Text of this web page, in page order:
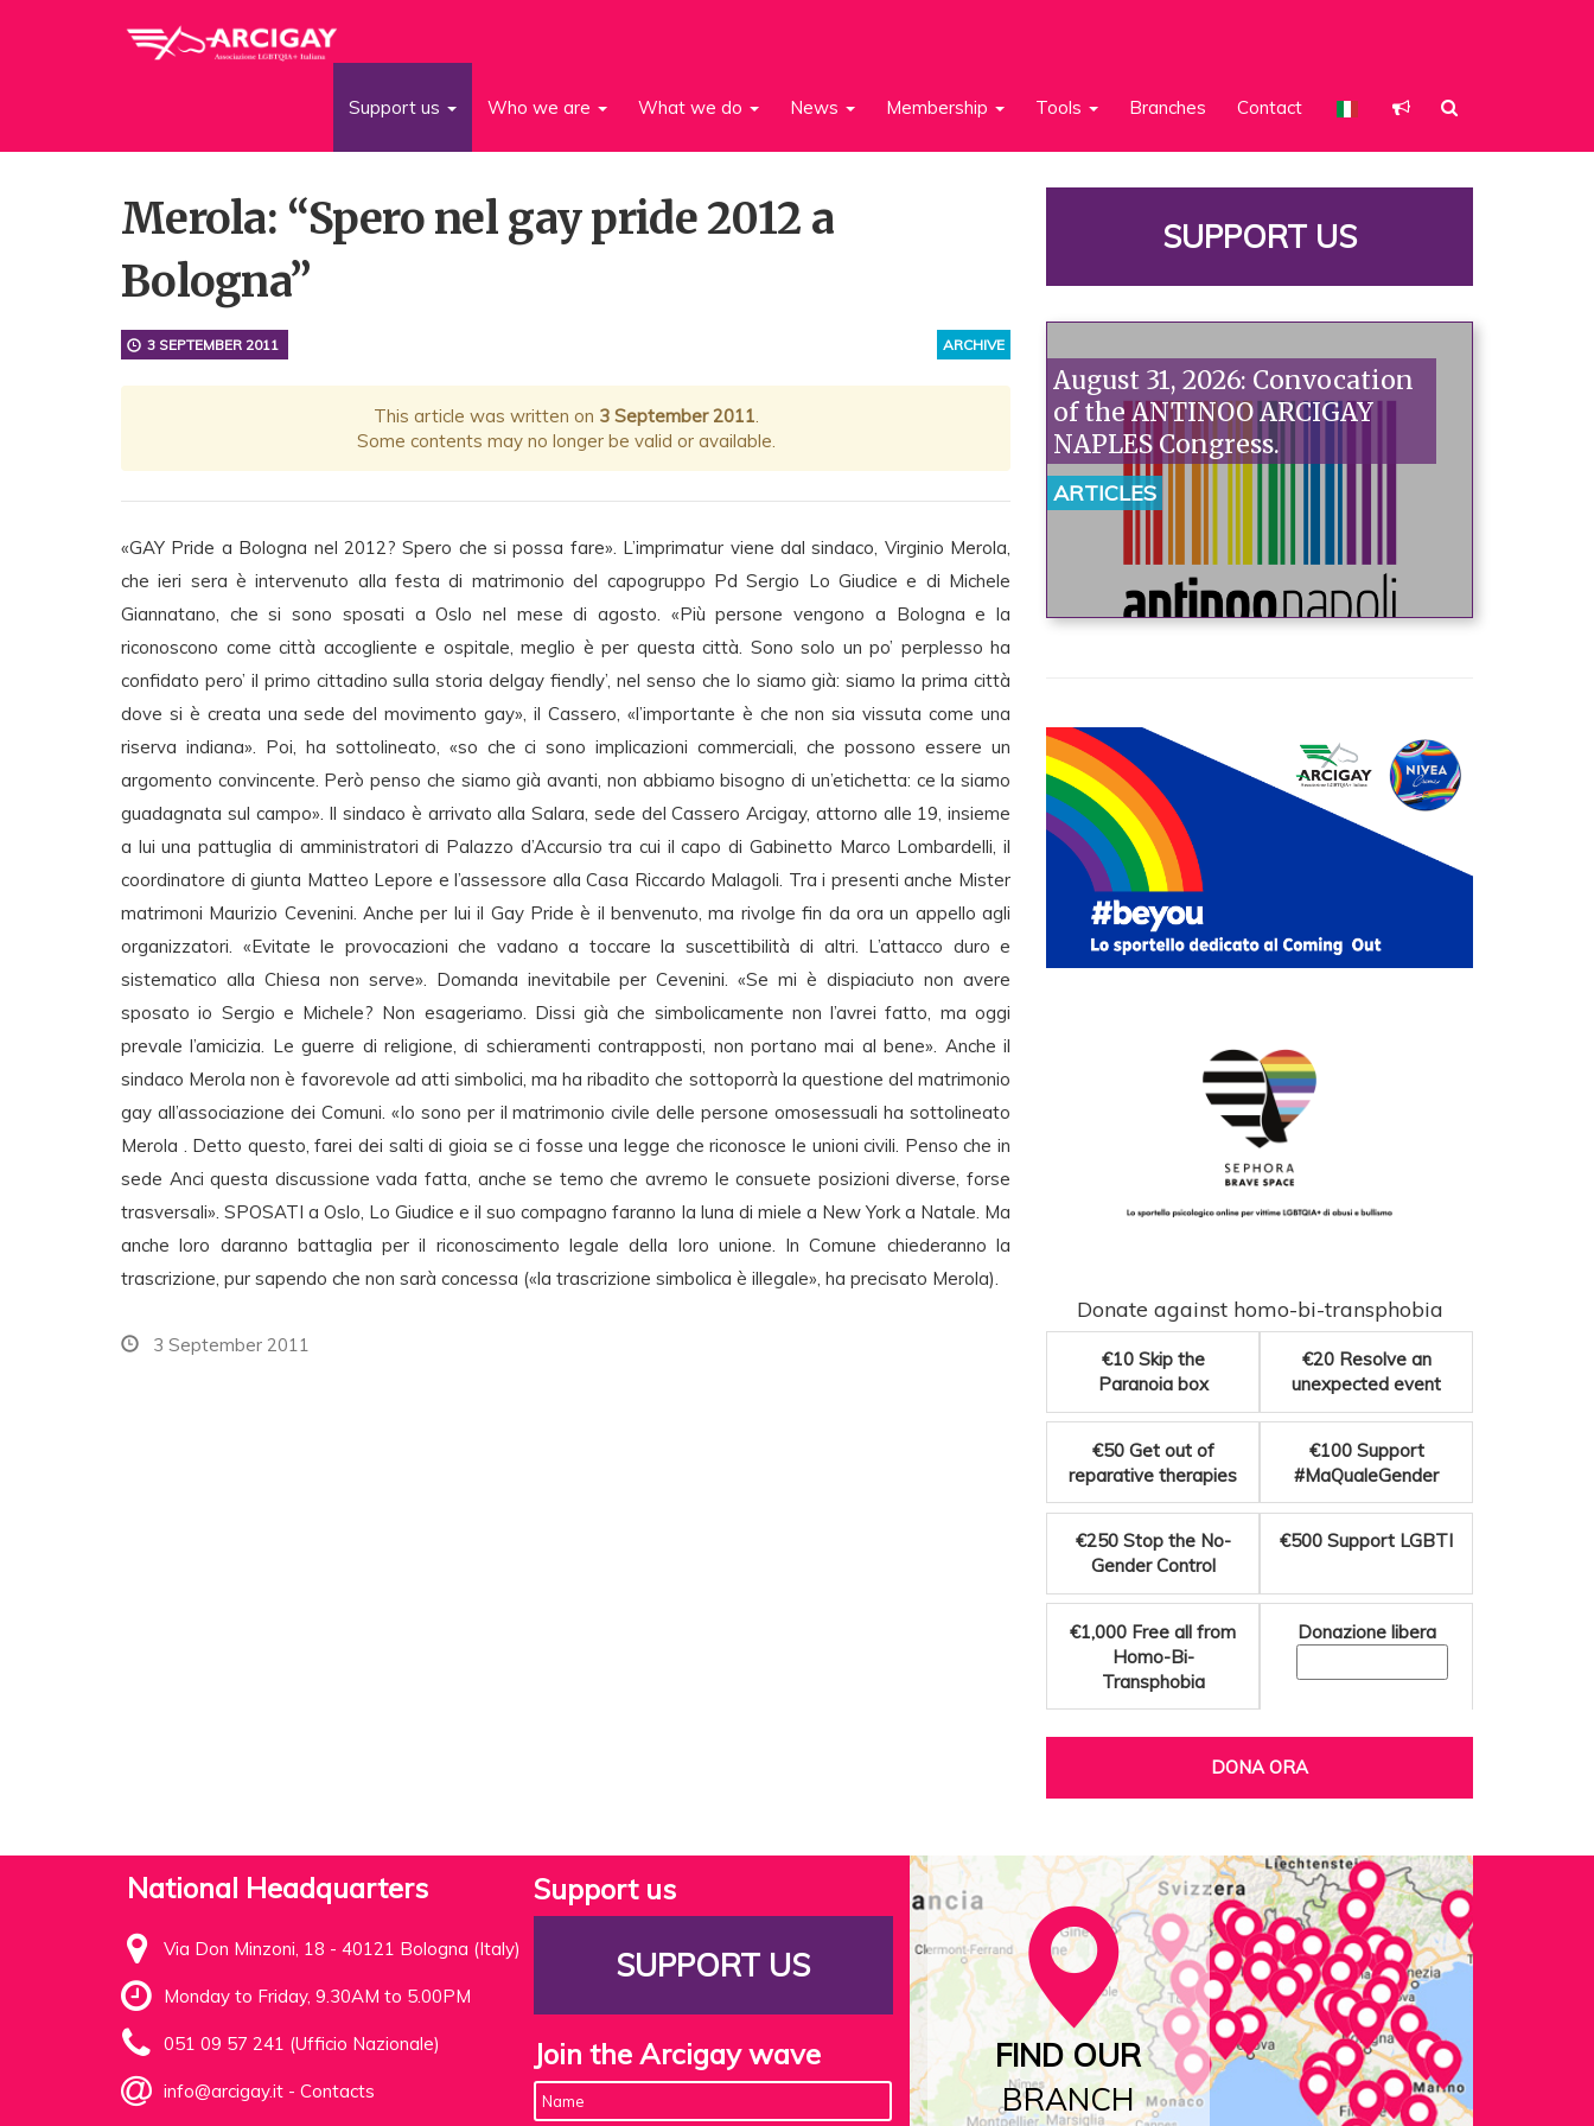
Support us Who we are What we do News Membership Tools Branches Contact
Merola: “Spero nel gay pride 2012 a
Bologna”
ARCHIVE
3 SEPTEMBER 2011
This article was written on 3 September 2011.
Some contents may no longer be valid or available.
«GAY Pride a Bologna nel 2012? Spero che si possa fare». L’imprimatur viene dal sindaco, Virginio Merola,
che ieri sera è intervenuto alla festa di matrimonio del capogruppo Pd Sergio Lo Giudice e di Michele
Giannatano, che si sono sposati a Oslo nel mese di agosto. «Più persone vengono a Bologna e la
riconoscono come città accogliente e ospitale, meglio è per questa città. Sono solo un po’ perplesso ha
confidato pero’ il primo cittadino sulla storia delgay fiendly’, nel senso che lo siamo già: siamo la prima città
dove si è creata una sede del movimento gay», il Cassero, «l’importante è che non sia vissuta come una
riserva indiana». Poi, ha sottolineato, «so che ci sono implicazioni commerciali, che possono essere un
argomento convincente. Però penso che siamo già avanti, non abbiamo bisogno di un’etichetta: ce la siamo
guadagnata sul campo». Il sindaco è arrivato alla Salara, sede del Cassero Arcigay, attorno alle 19, insieme
a lui una pattuglia di amministratori di Palazzo d’Accursio tra cui il capo di Gabinetto Marco Lombardelli, il
coordinatore di giunta Matteo Lepore e l’assessore alla Casa Riccardo Malagoli. Tra i presenti anche Mister
matrimoni Maurizio Cevenini. Anche per lui il Gay Pride è il benvenuto, ma rivolge fin da ora un appello agli
organizzatori. «Evitate le provocazioni che vadano a toccare la suscettibilità di altri. L’attacco duro e
sistematico alla Chiesa non serve». Domanda inevitabile per Cevenini. «Se mi è dispiaciuto non avere
sposato io Sergio e Michele? Non esageriamo. Dissi già che simbolicamente non l’avrei fatto, ma oggi
prevale l’amicizia. Le guerre di religione, di schieramenti contrapposti, non portano mai al bene». Anche il
sindaco Merola non è favorevole ad atti simbolici, ma ha ribadito che sottoporrà la questione del matrimonio
gay all’associazione dei Comuni. «Io sono per il matrimonio civile delle persone omosessuali ha sottolineato
Merola . Detto questo, farei dei salti di gioia se ci fosse una legge che riconosce le unioni civili. Penso che in
sede Anci questa discussione vada fatta, anche se temo che avremo le consuete posizioni diverse, forse
trasversali». SPOSATI a Oslo, Lo Giudice e il suo compagno faranno la luna di miele a New York a Natale. Ma
anche loro daranno battaglia per il riconoscimento legale della loro unione. In Comune chiederanno la
trascrizione, pur sapendo che non sarà concessa («la trascrizione simbolica è illegale», ha precisato Merola).
3 September 2011
SUPPORT US
August 31, 2026: Convocation
of the ANTINOO ARCIGAY
NAPLES Congress.
ARTICLES
Donate against homo-bi-transphobia
€10 Skip the
Paranoia box
€20 Resolve an
unexpected event
€50 Get out of
reparative therapies
€100 Support
#MaQualeGender
€250 Stop the No-
Gender Control
€500 Support LGBTI
€1,000 Free all from
Homo-Bi-
Transphobia
Donazione libera
DONA ORA
National Headquarters
Via Don Minzoni, 18 - 40121 Bologna (Italy)
Monday to Friday, 9.30AM to 5.00PM
051 09 57 241 (Ufficio Nazionale)
info@arcigay.it - Contacts
Support us
SUPPORT US
Join the Arcigay wave
FIND OUR
BRANCH